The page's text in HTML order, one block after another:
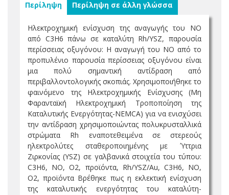
Περίληψη Περίληψη σε άλλη γλώσσα
Ηλεκτροχημική ενίσχυση της αναγωγής του ΝΟ
από C3H6 πάνω σε καταλύτη Rh/YSZ, παρουσία
περίσσειας οξυγόνου: Η αναγωγή του ΝΟ από το
προπυλένιο παρουσία περίσσειας οξυγόνου είναι
μια πολύ σημαντική αντίδραση από
περιβαλλοντολογικής σκοπιάς. Χρησιμοποιήθηκε το
φαινόμενο της Ηλεκτροχημικής Ενίσχυσης (Μη
Φαρανταϊκή Ηλεκτροχημική Τροποποίηση της
Καταλυτικής Ενεργότητας-NEMCA) για να ενισχύσει
την αντίδραση χρησιμοποιώντας πολυκρυσταλλικά
στρώματα Rh εναποτεθειμένα σε στερεούς
ηλεκτρολύτες σταθεροποιημένης με Ύττρια
Ζιρκονίας (YSZ) σε γαλβανικά στοιχεία του τύπου:
C3H6, NO, O2, προϊόντα, Rh/YSZ/Au, C3H6, NO,
O2, προϊόντα Βρέθηκε πως η εκλεκτική ενίσχυση
της καταλυτικής ενεργότητας του καταλύτη-